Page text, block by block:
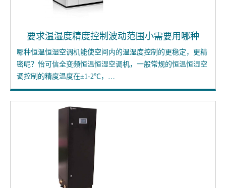
要求温湿度精度控制波动范围小需要用哪种
恒温恒湿空调机？
哪种恒温恒湿空调机能使空间内的温湿度控制的更稳定，更精
密呢？怡可信全变频恒温恒湿空调机，一般常规的恒温恒湿空
调控制的精度温度在±1-2℃，…